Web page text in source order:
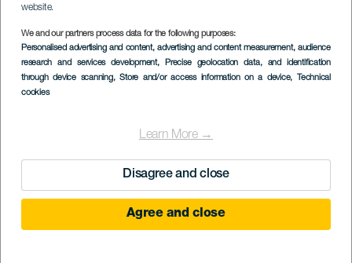
website.
We and our partners process data for the following purposes:
Personalised advertising and content, advertising and content measurement, audience
research and services development, Precise geolocation data, and identification
through device scanning, Store and/or access information on a device, Technical
cookies
Learn More →
Disagree and close
Agree and close